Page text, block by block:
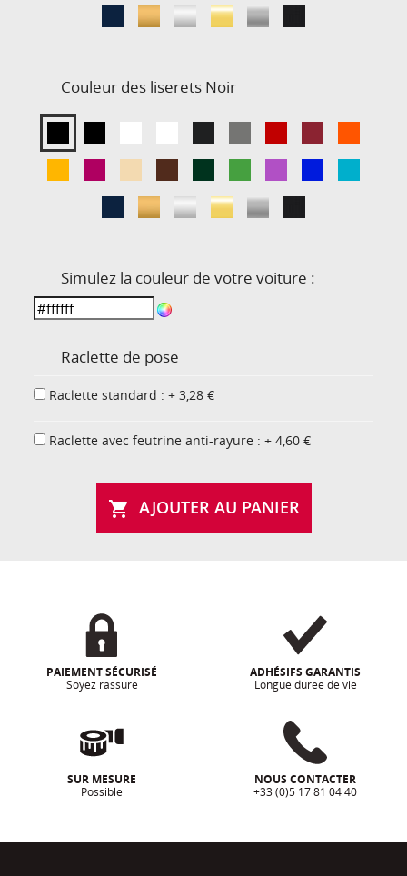
Couleur des liserets Noir
Simulez la couleur de votre voiture :
Raclette de pose
Raclette standard : + 3,28 €
Raclette avec feutrine anti-rayure : + 4,60 €
 AJOUTER AU PANIER
PAIEMENT SÉCURISÉ
Soyez rassuré
ADHÉSIFS GARANTIS
Longue durée de vie
SUR MESURE
Possible
NOUS CONTACTER
+33 (0)5 17 81 04 40